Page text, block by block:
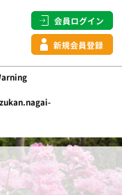
会員ログイン
新規会員登録